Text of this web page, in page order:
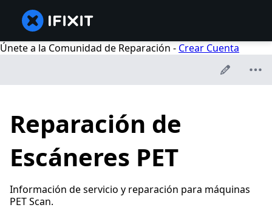
Únete a la Comunidad de Reparación - Crear Cuenta
Reparación de
Escáneres PET
Información de servicio y reparación para máquinas
PET Scan.